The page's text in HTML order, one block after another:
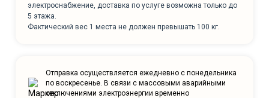
электроснабжение, доставка по услуге возможна только до
5 этажа.
Фактический вес 1 места не должен превышать 100 кг.
Отправка осуществляется ежедневно с понедельника
по воскресенье. В связи с массовыми аварийными
отключениями электроэнергии временно